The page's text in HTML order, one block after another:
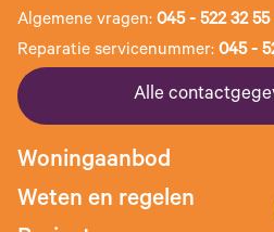
Algemene vragen: 045 - 522 32 55
Reparatie servicenummer: 045 -
Alle
Woningaanbod
Weten en regelen